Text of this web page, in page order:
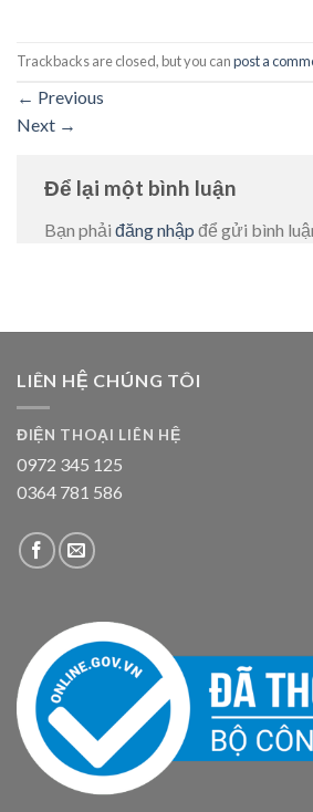
Trackbacks are closed, but you canpost a
← Previous
Next →
Để lại một bình luận
Bạn phải đăng nhập để gửi bình
LIÊN HỆ CHÚNG TÔI
ĐIỆN THOẠI LIÊN HỆ
0972 345 125
0364 781 586